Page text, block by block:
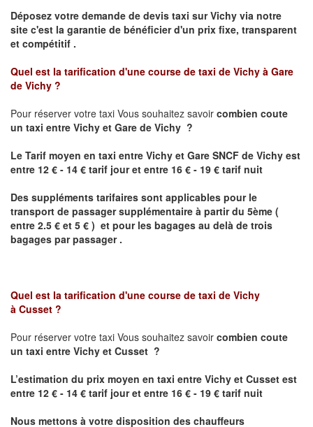
Déposez votre demande de devis taxi surVichy via notre
site c'est la garantie de bénéficier d'un prix fixe, transparent
et compétitif .
Quel est la tarification d'une course de taxi de Vichy à Gare
de Vichy ?
Pour réserver votre taxi Vous souhaitez savoir combien coute
un taxi entre Vichy et Gare de Vichy ?
Le Tarif moyen en taxi entre Vichy et Gare SNCF de Vichy est
entre 12 € - 14 € tarif jour et entre 16 € - 19 € tarif nuit
Des suppléments tarifaires sont applicables pour le
transport de passager supplémentaire à partir du 5ème (
entre 2.5 € et 5 € ) et pour les bagages au delà de trois
bagages par passager .
Quel est la tarification d'une course de taxi de Vichy
à Cusset ?
Pour réserver votre taxi Vous souhaitez savoir combien coute
un taxi entre Vichy et Cusset ?
L’estimation du prix moyen en taxi entre Vichy et Cusset est
entre 12 € - 14 € tarif jour et entre 16 € - 19 € tarif nuit
Nous mettons à votre disposition des chauffeurs